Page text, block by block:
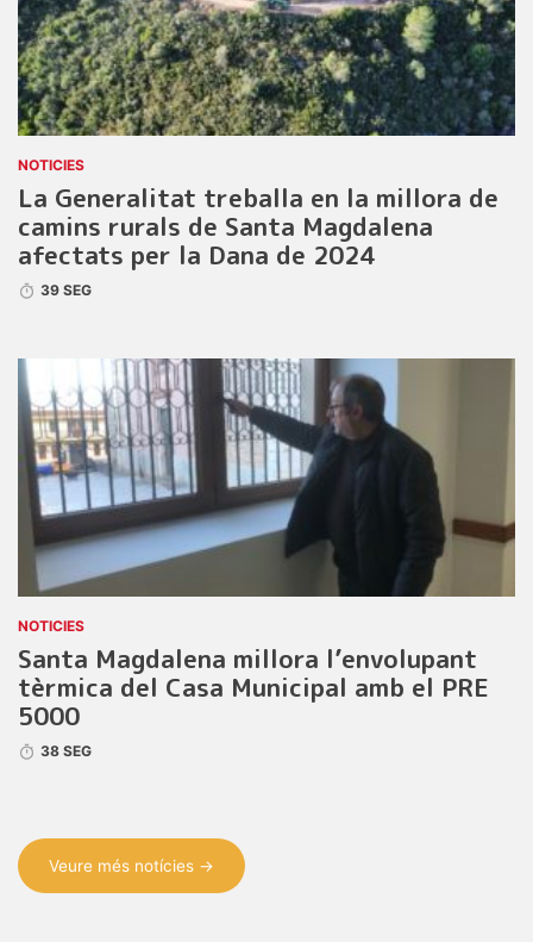
NOTICIES
La Generalitat treballa en la millora de
camins rurals de Santa Magdalena
afectats per la Dana de 2024
39 SEG
NOTICIES
Santa Magdalena millora l’envolupant
tèrmica del Casa Municipal amb el PRE
5000
38 SEG
Veure més notícies →